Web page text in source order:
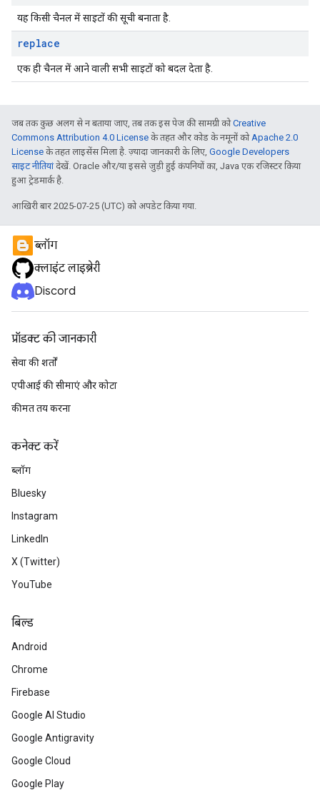
यह किसी चैनल में साइटों की सूची बनाता है.
replace
एक ही चैनल में आने वाली सभी साइटों को बदल देता है.
जब तक कुछ अलग से न बताया जाए, तब तक इस पेज की सामग्री कोCreative
Commons Attribution 4.0 License के तहत और कोड के नमूनों कोApache 2.0
License के तहत लाइसेंस मिला है. ज़्यादा जानकारी के लिए, Google Developers
साइट नीतियांदेखें. Oracle और/या इससे जुड़ी हुई कंपनियों का, Java एक रजिस्टर किया
हुआ ट्रेडमार्क है.
आखिरी बार 2025-07-25 (UTC) को अपडेट किया गया.
ब्लॉग
क्लाइंट लाइब्रेरी
Discord
प्रॉडक्ट की जानकारी
सेवा की शर्तों
एपीआई की सीमाएं और कोटा
कीमत तय करना
कनेक्ट करें
ब्लॉग
Bluesky
Instagram
LinkedIn
X (Twitter)
YouTube
बिल्ड
Android
Chrome
Firebase
Google AI Studio
Google Antigravity
Google Cloud
Google Play